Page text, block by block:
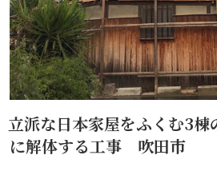
立派な日本家屋をふくむ3棟
に解体する工事 吹田市